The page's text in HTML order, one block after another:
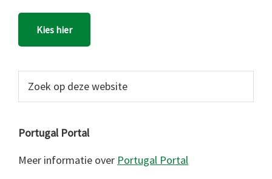
Kies hier
website
Portugal Portal
Meer informatie over Portugal Portal